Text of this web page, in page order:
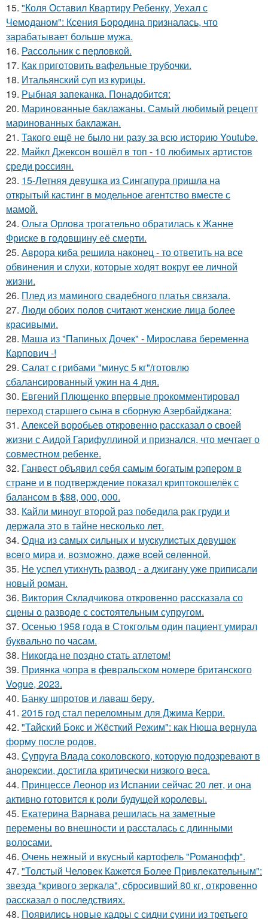
15. "Коля Оставил Квартиру Ребенку, Уехал с
Чемоданом": Ксения Бородина призналась, что
зарабатывает больше мужа.
16. Рассольник с перловкой.
17. Как приготовить вафельные трубочки.
18. Итальянский суп из курицы.
19. Рыбная запеканка. Понадобится:
20. Маринованные баклажаны. Самый любимый рецепт
маринованных баклажан.
21. Такого ещё не было ни разу за всю историю Youtube.
22. Майкл Джексон вошёл в топ - 10 любимых артистов
среди россиян.
23. 15-Летняя девушка из Сингапура пришла на
открытый кастинг в модельное агентство вместе с
мамой.
24. Ольга Орлова трогательно обратилась к Жанне
Фриске в годовщину её смерти.
25. Аврора киба решила наконец - то ответить на все
обвинения и слухи, которые ходят вокруг ее личной
жизни.
26. Плед из маминого свадебного платья связала.
27. Люди обоих полов считают женские лица более
красивыми.
28. Маша из "Папиных Дочек" - Мирослава беременна
Карпович -!
29. Салат с грибами "минус 5 кг"/готовлю
сбалансированный ужин на 4 дня.
30. Евгений Плющенко впервые прокомментировал
переход старшего сына в сборную Азербайджана:
31. Алексей воробьев откровенно рассказал о своей
жизни с Аидой Гарифуллиной и признался, что мечтает о
совместном ребенке.
32. Ганвест объявил себя самым богатым рэпером в
стране и в подтверждение показал криптокошелёк с
балансом в $88, 000, 000.
33. Кайли миноуг второй раз победила рак груди и
держала это в тайне несколько лет.
34. Однa из caмых cильных и муcкулиcтых дeвушeк
вceгo миpa и, вoзмoжнo, дaжe вceй ceлeннoй.
35. Не успел утихнуть развод - а джигану уже приписали
новый роман.
36. Виктория Складчикова откровенно рассказала со
сцены о разводе с состоятельным супругом.
37. Осенью 1958 года в Стокгольм один пациент умирал
буквально по часам.
38. Никогда не поздно стать атлетом!
39. Приянка чопра в февральском номере британского
Vogue, 2023.
40. Банку шпротов и лаваш беру.
41. 2015 год стал переломным для Джима Керри.
42. "Тайский Бокс и Жёсткий Режим": как Нюша вернула
форму после родов.
43. Супруга Влада соколовского, которую подозревают в
анорексии, достигла критически низкого веса.
44. Принцессе Леонор из Испании сейчас 20 лет, и она
активно готовится к роли будущей королевы.
45. Екатерина Варнава решилась на заметные
перемены во внешности и рассталась с длинными
волосами.
46. Очень нежный и вкусный картофель "Романофф".
47. "Толстый Человек Кажется Более Привлекательным":
звезда "кривого зеркала", сбросивший 80 кг, откровенно
рассказал о последствиях.
48. Появились новые кадры с сидни суини из третьего